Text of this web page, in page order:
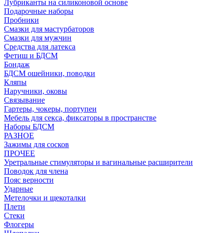
Лубриканты на силиконовой основе
Подарочные наборы
Пробники
Смазки для мастурбаторов
Смазки для мужчин
Средства для латекса
Фетиш и БДСМ
Бондаж
БДСМ ошейники, поводки
Кляпы
Наручники, оковы
Связывание
Гартеры, чокеры, портупеи
Мебель для секса, фиксаторы в пространстве
Наборы БДСМ
РАЗНОЕ
Зажимы для сосков
ПРОЧЕЕ
Уретральные стимуляторы и вагинальные расширители
Поводок для члена
Пояс верности
Ударные
Метелочки и щекоталки
Плети
Стеки
Флогеры